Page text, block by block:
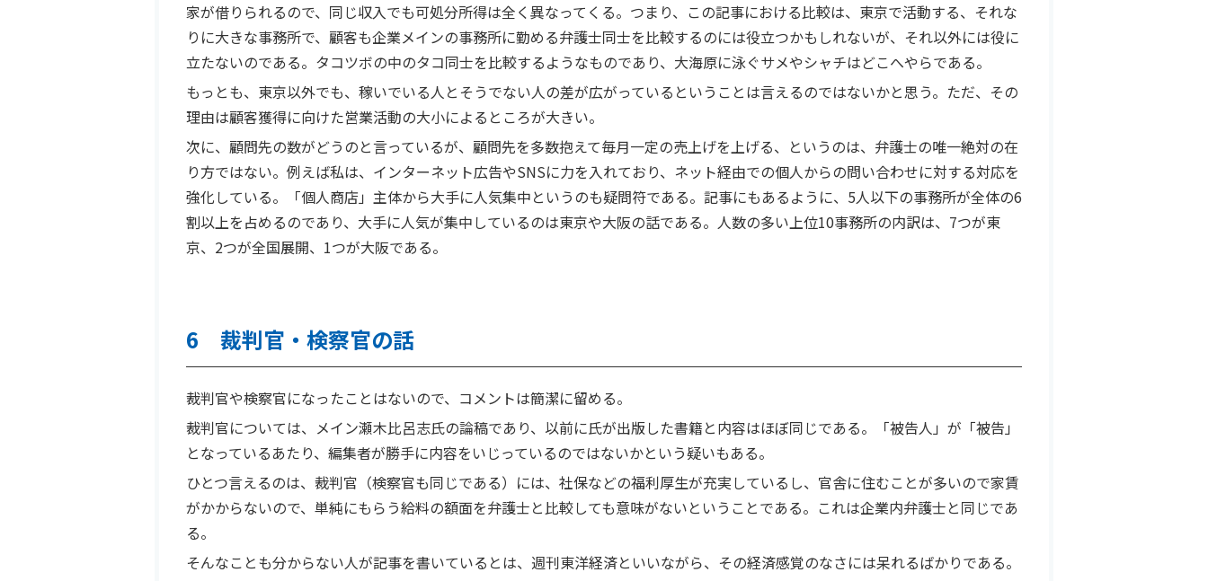
家が借りられるので、同じ収入でも可処分所得は全く異なってくる。つまり、この記事における比較は、東京で活動する、それな
りに大きな事務所で、顧客も企業メインの事務所に勤める弁護士同士を比較するのには役立つかもしれないが、それ以外には役に
立たないのである。タコツボの中のタコ同士を比較するようなものであり、大海原に泳ぐサメやシャチはどこへやらである。
もっとも、東京以外でも、稼いでいる人とそうでない人の差が広がっているということは言えるのではないかと思う。ただ、その
理由は顧客獲得に向けた営業活動の大小によるところが大きい。
次に、顧問先の数がどうのと言っているが、顧問先を多数抱えて毎月一定の売上げを上げる、というのは、弁護士の唯一絶対の在
り方ではない。例えば私は、インターネット広告やSNSに力を入れており、ネット経由での個人からの問い合わせに対する対応を
強化している。「個人商店」主体から大手に人気集中というのも疑問符である。記事にもあるように、5人以下の事務所が全体の6
割以上を占めるのであり、大手に人気が集中しているのは東京や大阪の話である。人数の多い上位10事務所の内訳は、7つが東
京、2つが全国展開、1つが大阪である。
6 裁判官・検察官の話
裁判官や検察官になったことはないので、コメントは簡潔に留める。
裁判官については、メイン瀬木比呂志氏の論稿であり、以前に氏が出版した書籍と内容はほぼ同じである。「被告人」が「被告」
となっているあたり、編集者が勝手に内容をいじっているのではないかという疑いもある。
ひとつ言えるのは、裁判官（検察官も同じである）には、社保などの福利厚生が充実しているし、官舎に住むことが多いので家賃
がかからないので、単純にもらう給料の額面を弁護士と比較しても意味がないということである。これは企業内弁護士と同じであ
る。
そんなことも分からない人が記事を書いているとは、週刊東洋経済といいながら、その経済感覚のなさには呆れるばかりである。